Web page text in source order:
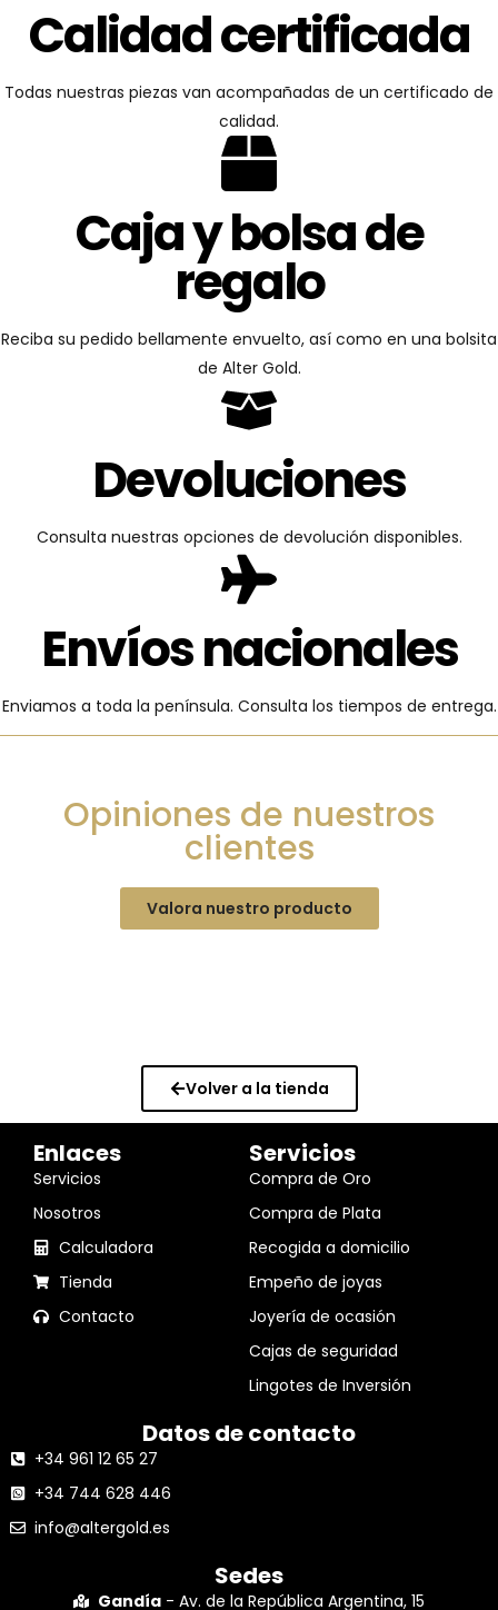
Calidad certificada
Todas nuestras piezas van acompañadas de un certificado de
calidad.
Caja y bolsa de
regalo
Reciba su pedido bellamente envuelto, así como en una bolsita
de Alter Gold.
Devoluciones
Consulta nuestras opciones de devolución disponibles.
Envíos nacionales
Enviamos a toda la península. Consulta los tiempos de entrega.
Opiniones de nuestros
clientes
Valora nuestro producto
Volver a la tienda
Enlaces
Servicios
Nosotros
Calculadora
Tienda
Contacto
Servicios
Compra de Oro
Compra de Plata
Recogida a domicilio
Empeño de joyas
Joyería de ocasión
Cajas de seguridad
Lingotes de Inversión
Datos de contacto
+34 961 12 65 27
+34 744 628 446
info@altergold.es
Sedes
Gandía - Av. de la República Argentina, 15